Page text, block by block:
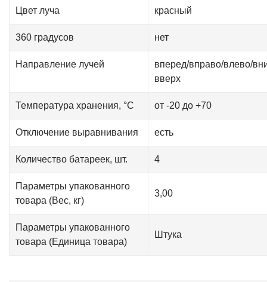
Цвет луча красный
360 градусов нет
Направление лучей
вперед/вправо/влево/
вверх
Температура хранения, °С от -20 до +70
Отключение выравнивания есть
Количество батареек, шт. 4
Параметры упакованного
товара (Вес, кг)
3,00
Параметры упакованного
товара (Единица товара)
Штука